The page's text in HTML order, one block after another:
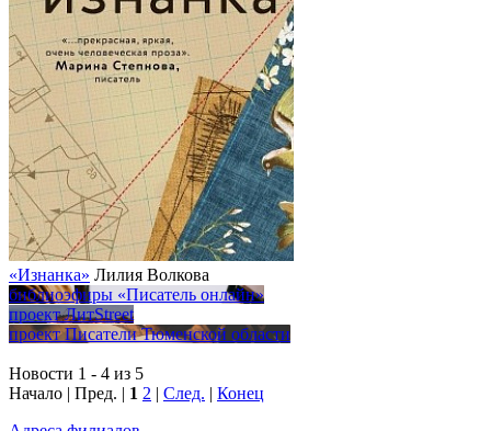
«Изнанка» Лилия Волкова
библиоэфиры «Писатель онлайн»
проектЛитStreet
проектПисатели Тюменской области
Новости 1 - 4 из 5
Начало | Пред. | 1 2 | След. | Конец